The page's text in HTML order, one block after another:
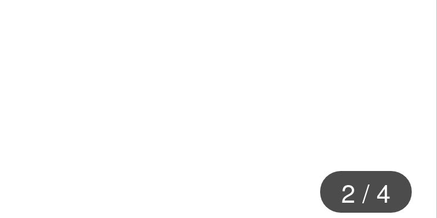
2 / 4